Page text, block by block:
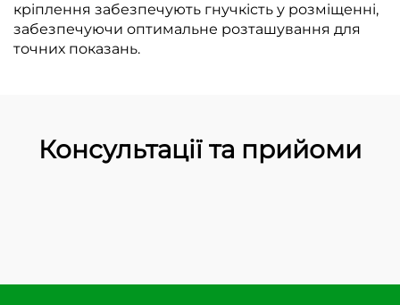
кріплення забезпечують гнучкість у розміщенні,
забезпечуючи оптимальне розташування для
точних показань.
Консультації та прийоми